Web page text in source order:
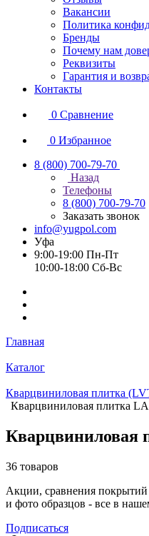
Вакансии
Политика
Бренды
Почему нам
Реквизиты
Гарантия и
Контакты
0 Сравнение
0 Избранное
8 (800) 700-79-70
Назад
Телефоны
8 (800) 700-79-70
Заказать звонок
info@yugpol.com
Уфа
9:00-19:00 Пн-Пт
10:00-18:00 Cб-Вс
Главная
Каталог
Кварцвиниловая плитка
Кварцвиниловая плитка
Кварцвиниловая
36 товаров
Акции, сравнения покрытий
и фото образцов - все в
Подписаться